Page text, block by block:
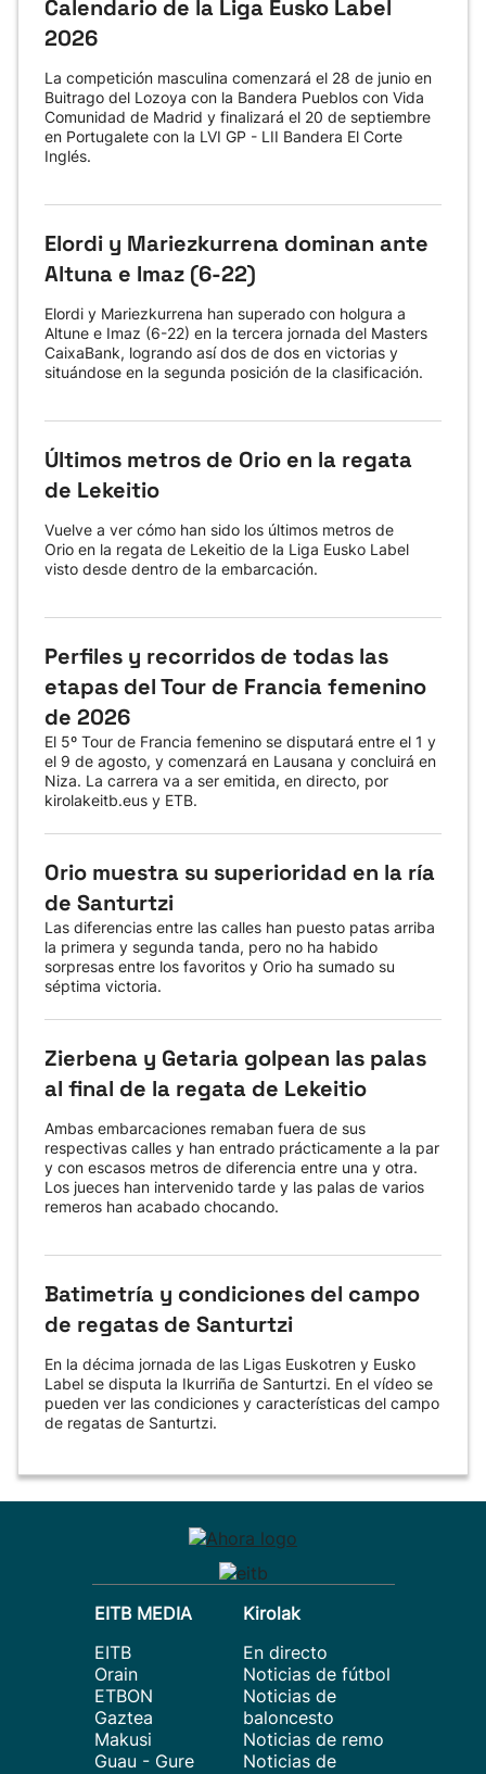
Calendario de la Liga Eusko Label
2026
La competición masculina comenzará el 28 de junio en
Buitrago del Lozoya con la Bandera Pueblos con Vida
Comunidad de Madrid y finalizará el 20 de septiembre
en Portugalete con la LVI GP - LII Bandera El Corte
Inglés.
Elordi y Mariezkurrena dominan ante
Altuna e Imaz (6-22)
Elordi y Mariezkurrena han superado con holgura a
Altune e Imaz (6-22) en la tercera jornada del Masters
CaixaBank, logrando así dos de dos en victorias y
situándose en la segunda posición de la clasificación.
Últimos metros de Orio en la regata
de Lekeitio
Vuelve a ver cómo han sido los últimos metros de
Orio en la regata de Lekeitio de la Liga Eusko Label
visto desde dentro de la embarcación.
Perfiles y recorridos de todas las
etapas del Tour de Francia femenino
de 2026
El 5º Tour de Francia femenino se disputará entre el 1 y
el 9 de agosto, y comenzará en Lausana y concluirá en
Niza. La carrera va a ser emitida, en directo, por
kirolakeitb.eus y ETB.
Orio muestra su superioridad en la ría
de Santurtzi
Las diferencias entre las calles han puesto patas arriba
la primera y segunda tanda, pero no ha habido
sorpresas entre los favoritos y Orio ha sumado su
séptima victoria.
Zierbena y Getaria golpean las palas
al final de la regata de Lekeitio
Ambas embarcaciones remaban fuera de sus
respectivas calles y han entrado prácticamente a la par
y con escasos metros de diferencia entre una y otra.
Los jueces han intervenido tarde y las palas de varios
remeros han acabado chocando.
Batimetría y condiciones del campo
de regatas de Santurtzi
En la décima jornada de las Ligas Euskotren y Eusko
Label se disputa la Ikurriña de Santurtzi. En el vídeo se
pueden ver las condiciones y características del campo
de regatas de Santurtzi.
EITB MEDIA
EITB
Orain
ETBON
Gaztea
Makusi
Guau - Gure
Kirolak
En directo
Noticias de fútbol
Noticias de
baloncesto
Noticias de remo
Noticias de